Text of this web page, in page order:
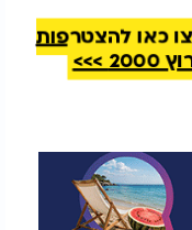
כאן להצטרפות